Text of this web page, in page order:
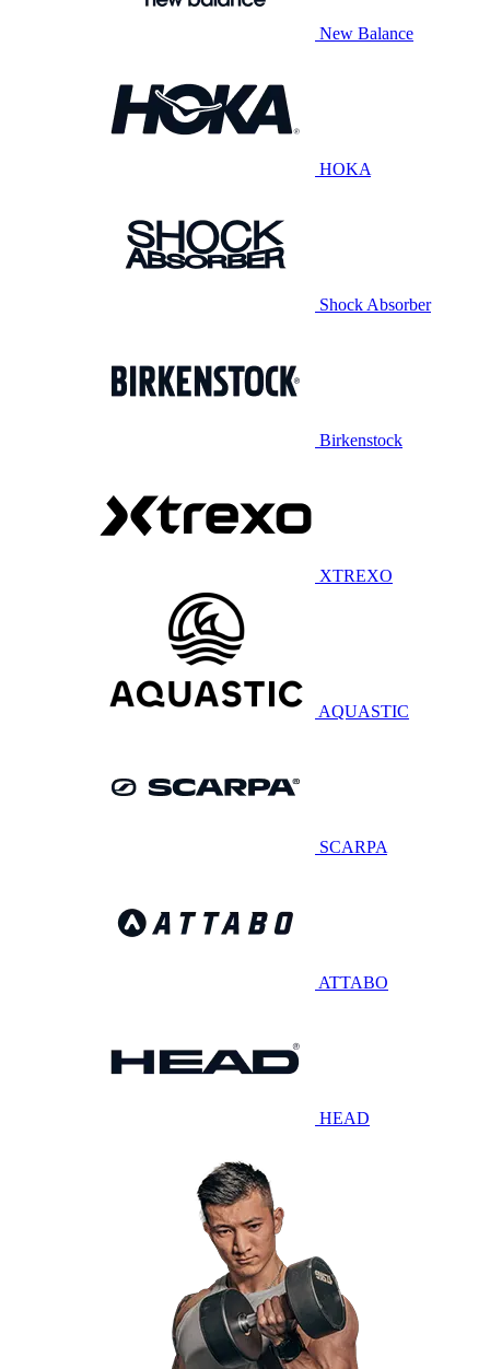
New Balance
HOKA
Shock Absorber
Birkenstock
XTREXO
AQUASTIC
SCARPA
ATTABO
HEAD